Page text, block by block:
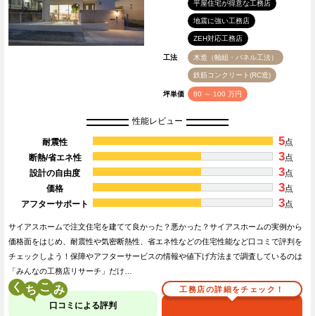
平屋住宅が得意な工務店
地震に強い工務店
ZEH対応工務店
工法 木造（軸組・パネル工法）
鉄筋コンクリート(RC造)
坪単価 80 ～ 100 万円
性能レビュー
耐震性 5点
断熱/省エネ性
3点
設計の自由度
3点
価格
3点
アフターサポート
3点
サイアスホームで注文住宅を建てて良かった？悪かった？サイアスホームの実例から
価格面をはじめ、耐震性や気密断熱性、省エネ性などの住宅性能など口コミで評判を
チェックしよう！保障やアフターサービスの情報や値下げ方法まで調査しているのは
「みんなの工務店リサーチ」だけ…
く こ
口コミによる評判
工務店の詳細をチェック！